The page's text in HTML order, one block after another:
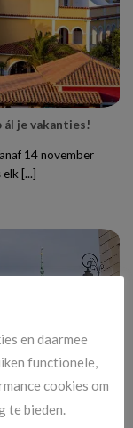
ál je vakanties!
14 november
[...]
en daarmee
functionele,
cookies om
te bieden.